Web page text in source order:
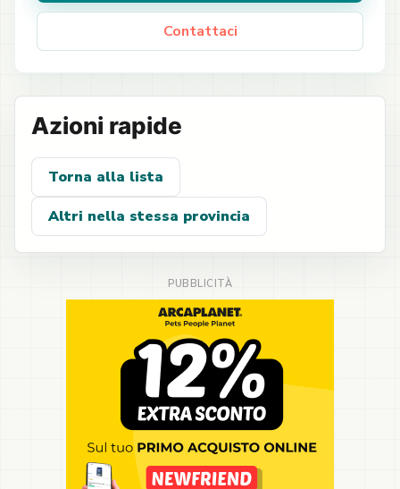
Contattaci
Azioni rapide
Torna alla lista
Altri nella stessa provincia